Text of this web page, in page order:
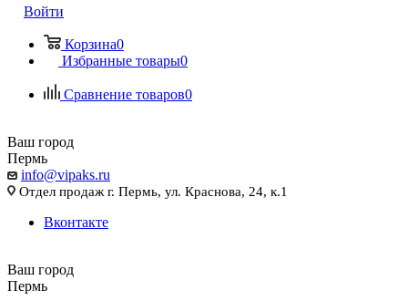
Войти
Корзина0
Избранные товары0
Сравнение товаров0
Ваш город
Пермь
info@vipaks.ru
Отдел продаж г. Пермь, ул. Краснова, 24, к.1
Вконтакте
Ваш город
Пермь